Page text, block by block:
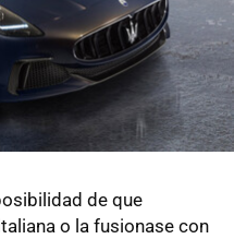
de que
o la fusionase con